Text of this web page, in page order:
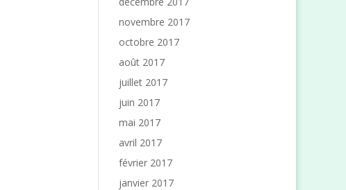
novembre 2017
octobre 2017
août 2017
juillet 2017
juin 2017
mai 2017
avril 2017
février 2017
janvier 2017